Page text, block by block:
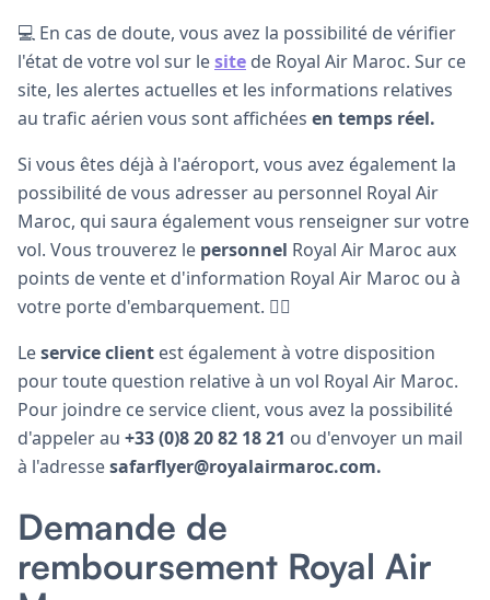
💻 En cas de doute, vous avez la possibilité de vérifier
l'état de votre vol sur lesite de Royal Air Maroc. Sur ce
site, les alertes actuelles et les informations relatives
au trafic aérien vous sont affichées en temps réel.
Si vous êtes déjà à l'aéroport, vous avez également la
possibilité de vous adresser au personnel Royal Air
Maroc, qui saura également vous renseigner sur votre
vol. Vous trouverez le personnel Royal Air Maroc aux
points de vente et d'information Royal Air Maroc ou à
votre porte d'embarquement. 👩‍✈️
Leservice client est également à votre disposition
pour toute question relative à un vol Royal Air Maroc.
Pour joindre ce service client, vous avez la possibilité
d'appeler au +33 (0)8 20 82 18 21 ou d'envoyer un mail
à l'adressesafarflyer@royalairmaroc.com.
Demande de
remboursement Royal Air